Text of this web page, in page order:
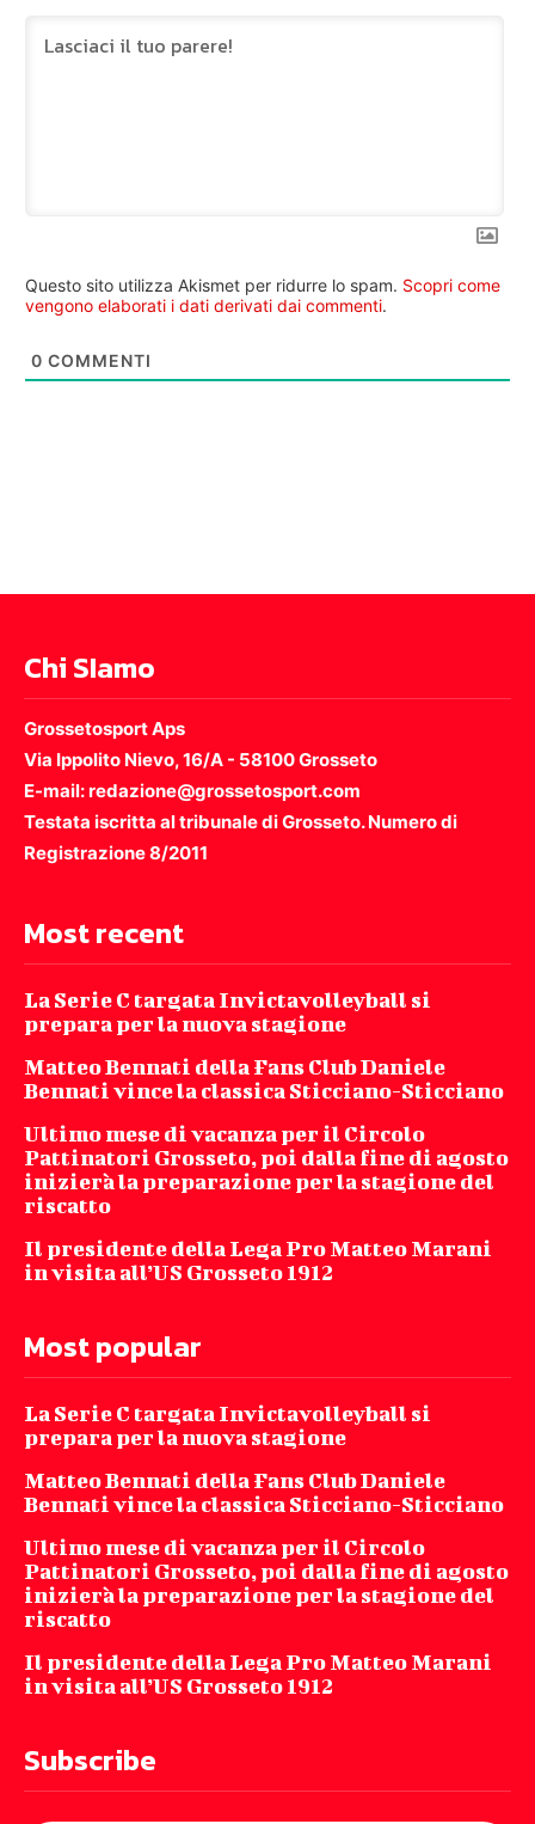
Questo sito utilizza Akismet per ridurre lo spam. Scopri come
vengono elaborati i dati derivati dai commenti.
0 COMMENTI
Chi SIamo
Grossetosport Aps
Via Ippolito Nievo, 16/A - 58100 Grosseto
E-mail: redazione@grossetosport.com
Testata iscritta al tribunale di Grosseto. Numero di
Registrazione 8/2011
Most recent
La Serie C targata Invictavolleyball si
prepara per la nuova stagione
Matteo Bennati della Fans Club Daniele
Bennati vince la classica Sticciano-Sticciano
Ultimo mese di vacanza per il Circolo
Pattinatori Grosseto, poi dalla fine di agosto
inizierà la preparazione per la stagione del
riscatto
Il presidente della Lega Pro Matteo Marani
in visita all’US Grosseto 1912
Most popular
La Serie C targata Invictavolleyball si
prepara per la nuova stagione
Matteo Bennati della Fans Club Daniele
Bennati vince la classica Sticciano-Sticciano
Ultimo mese di vacanza per il Circolo
Pattinatori Grosseto, poi dalla fine di agosto
inizierà la preparazione per la stagione del
riscatto
Il presidente della Lega Pro Matteo Marani
in visita all’US Grosseto 1912
Subscribe